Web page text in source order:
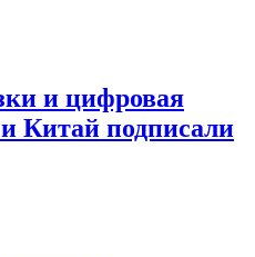
и цифровая
Китай подписали